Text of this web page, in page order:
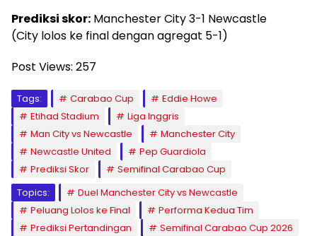
Prediksi skor: Manchester City 3-1 Newcastle
(City lolos ke final dengan agregat 5-1)
Post Views: 257
Tags: Carabao Cup
Eddie Howe
Etihad Stadium
Liga Inggris
Man City vs Newcastle
Manchester City
Newcastle United
Pep Guardiola
Prediksi Skor
Semifinal Carabao Cup
Topics:
Duel Manchester City vs Newcastle
Peluang Lolos ke Final
Performa Kedua Tim
Prediksi Pertandingan
Semifinal Carabao Cup 2026